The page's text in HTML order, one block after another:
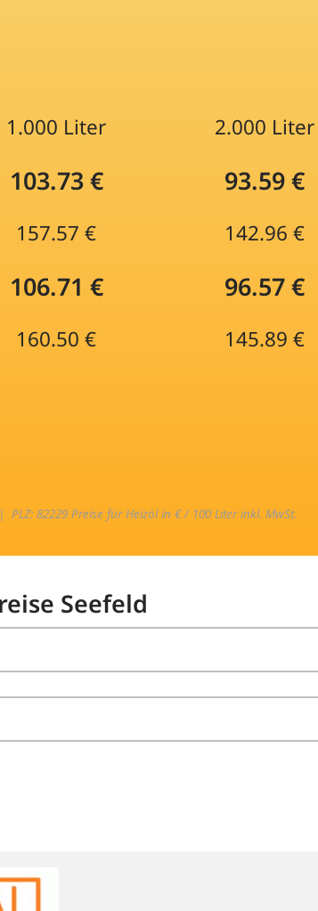
1.000 Liter 2.000 Liter
103.73 € 93.59 €
157.57 € 142.96 €
106.71 € 96.57 €
160.50 € 145.89 €
|PLZ: 82229 Preise für Heizöl in € / 100 Liter inkl. MwSt.
Seefeld